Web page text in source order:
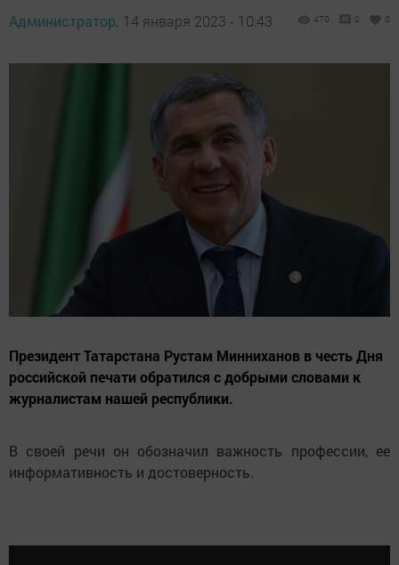
Администратор, 14 января 2023 - 10:43 470 0 0
Президент Татарстана Рустам Минниханов в честь Дня
российской печати обратился с добрыми словами к
журналистам нашей республики.
В своей речи он обозначил важность профессии, ее
информативность и достоверность.